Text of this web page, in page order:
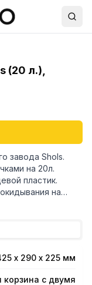
(20 л.),
завода Shols.
на 20л.
пластик.
на
ручки-
х 290 х 225 мм
корзина с двумя